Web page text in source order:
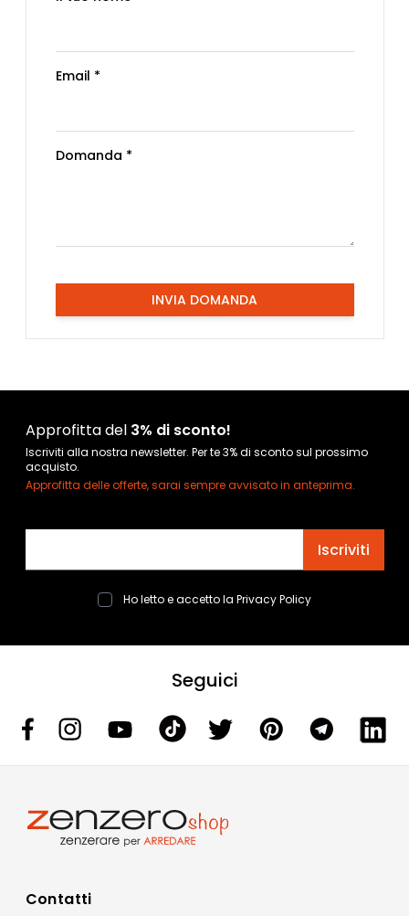
Email *
Domanda *
INVIA DOMANDA
Approfitta del 3% di sconto!
Iscriviti alla nostra newsletter. Per te 3% di sconto sul prossimo
acquisto.
Approfitta delle offerte, sarai sempre avvisato in anteprima.
Iscriviti
Ho letto e accetto la Privacy Policy
Seguici
Contatti